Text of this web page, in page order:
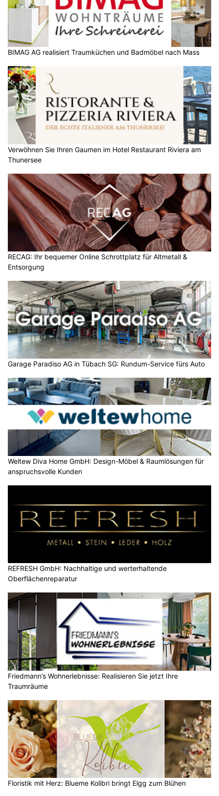
BIMAG AG realisiert Traumküchen und Badmöbel nach Mass
Verwöhnen Sie Ihren Gaumen im Hotel Restaurant Riviera am
Thunersee
RECAG: Ihr bequemer Online Schrottplatz für Altmetall &
Entsorgung
Garage Paradiso AG in Tübach SG: Rundum-Service fürs Auto
Weltew Diva Home GmbH: Design-Möbel & Raumlösungen für
anspruchsvolle Kunden
REFRESH GmbH: Nachhaltige und werterhaltende
Oberflächenreparatur
Friedmann’s Wohnerlebnisse: Realisieren Sie jetzt Ihre
Traumräume
Floristik mit Herz: Blueme Kolibri bringt Elgg zum Blühen